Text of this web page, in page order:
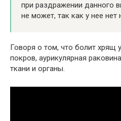
при раздражении данного
не может, так как у нее нет
Говоря о том, что болит хрящ
покров, аурикулярная
ткани и органы.